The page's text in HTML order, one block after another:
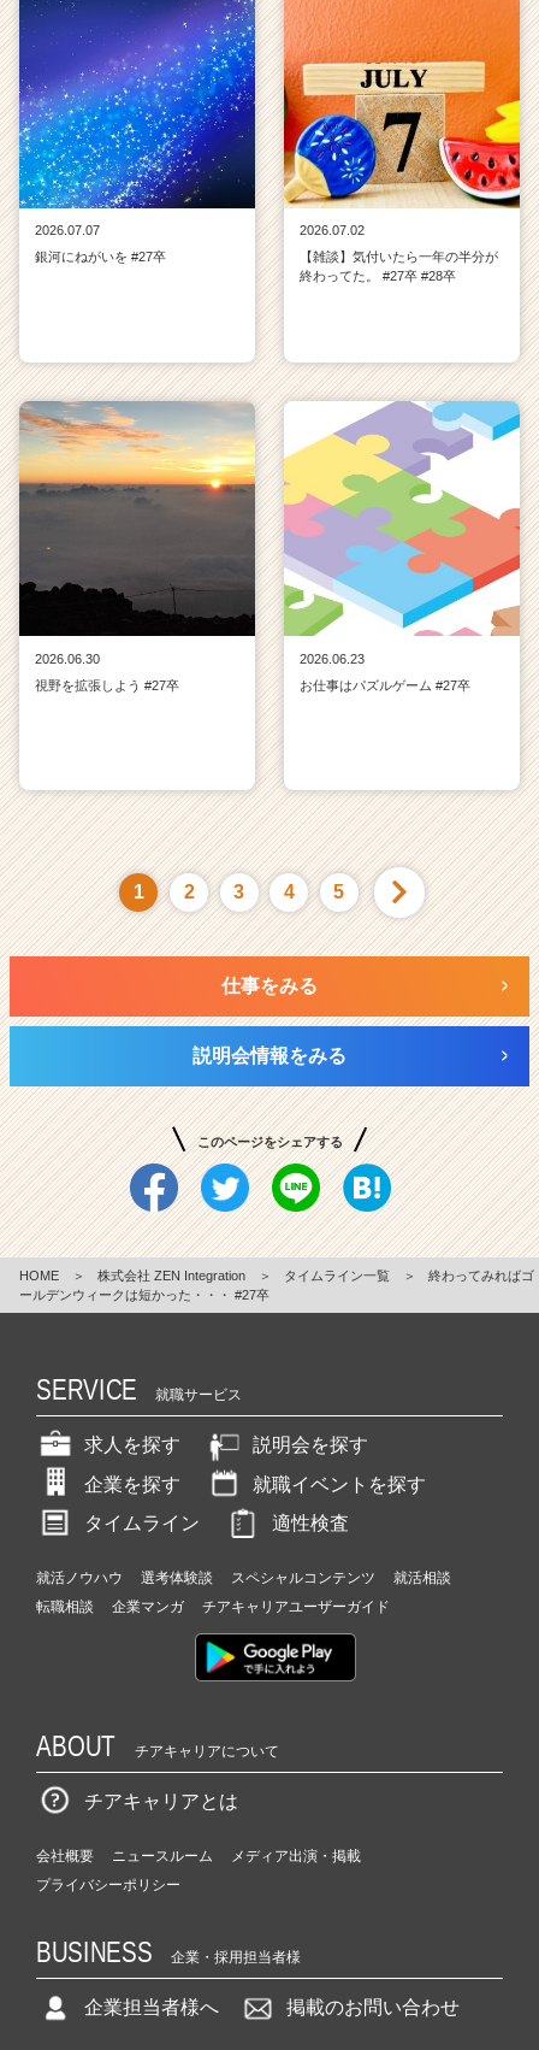
2026.07.07
銀河にねがいを #27卒
2026.07.02
【雑談】気付いたら一年の半分が
終わってた。 #27卒 #28卒
2026.06.30
視野を拡張しよう #27卒
2026.06.23
お仕事はパズルゲーム #27卒
1 2 3 4 5
仕事をみる
説明会情報をみる
このページをシェアする
HOME ＞ 株式会社 ZEN Integration ＞ タイムライン一覧 ＞
終わってみればゴ
ールデンウィークは短かった・・・ #27卒
SERVICE 就職サービス
求人を探す
説明会を探す
企業を探す
就職イベントを探す
タイムライン
適性検査
就活ノウハウ 選考体験談 スペシャルコンテンツ
就活相談
転職相談
企業マンガ チアキャリアユーザーガイド
ABOUT チアキャリアについて
チアキャリアとは
会社概要 ニュースルーム
メディア出演・掲載
プライバシーポリシー
BUSINESS 企業・採用担当者様
企業担当者様へ 掲載のお問い合わせ